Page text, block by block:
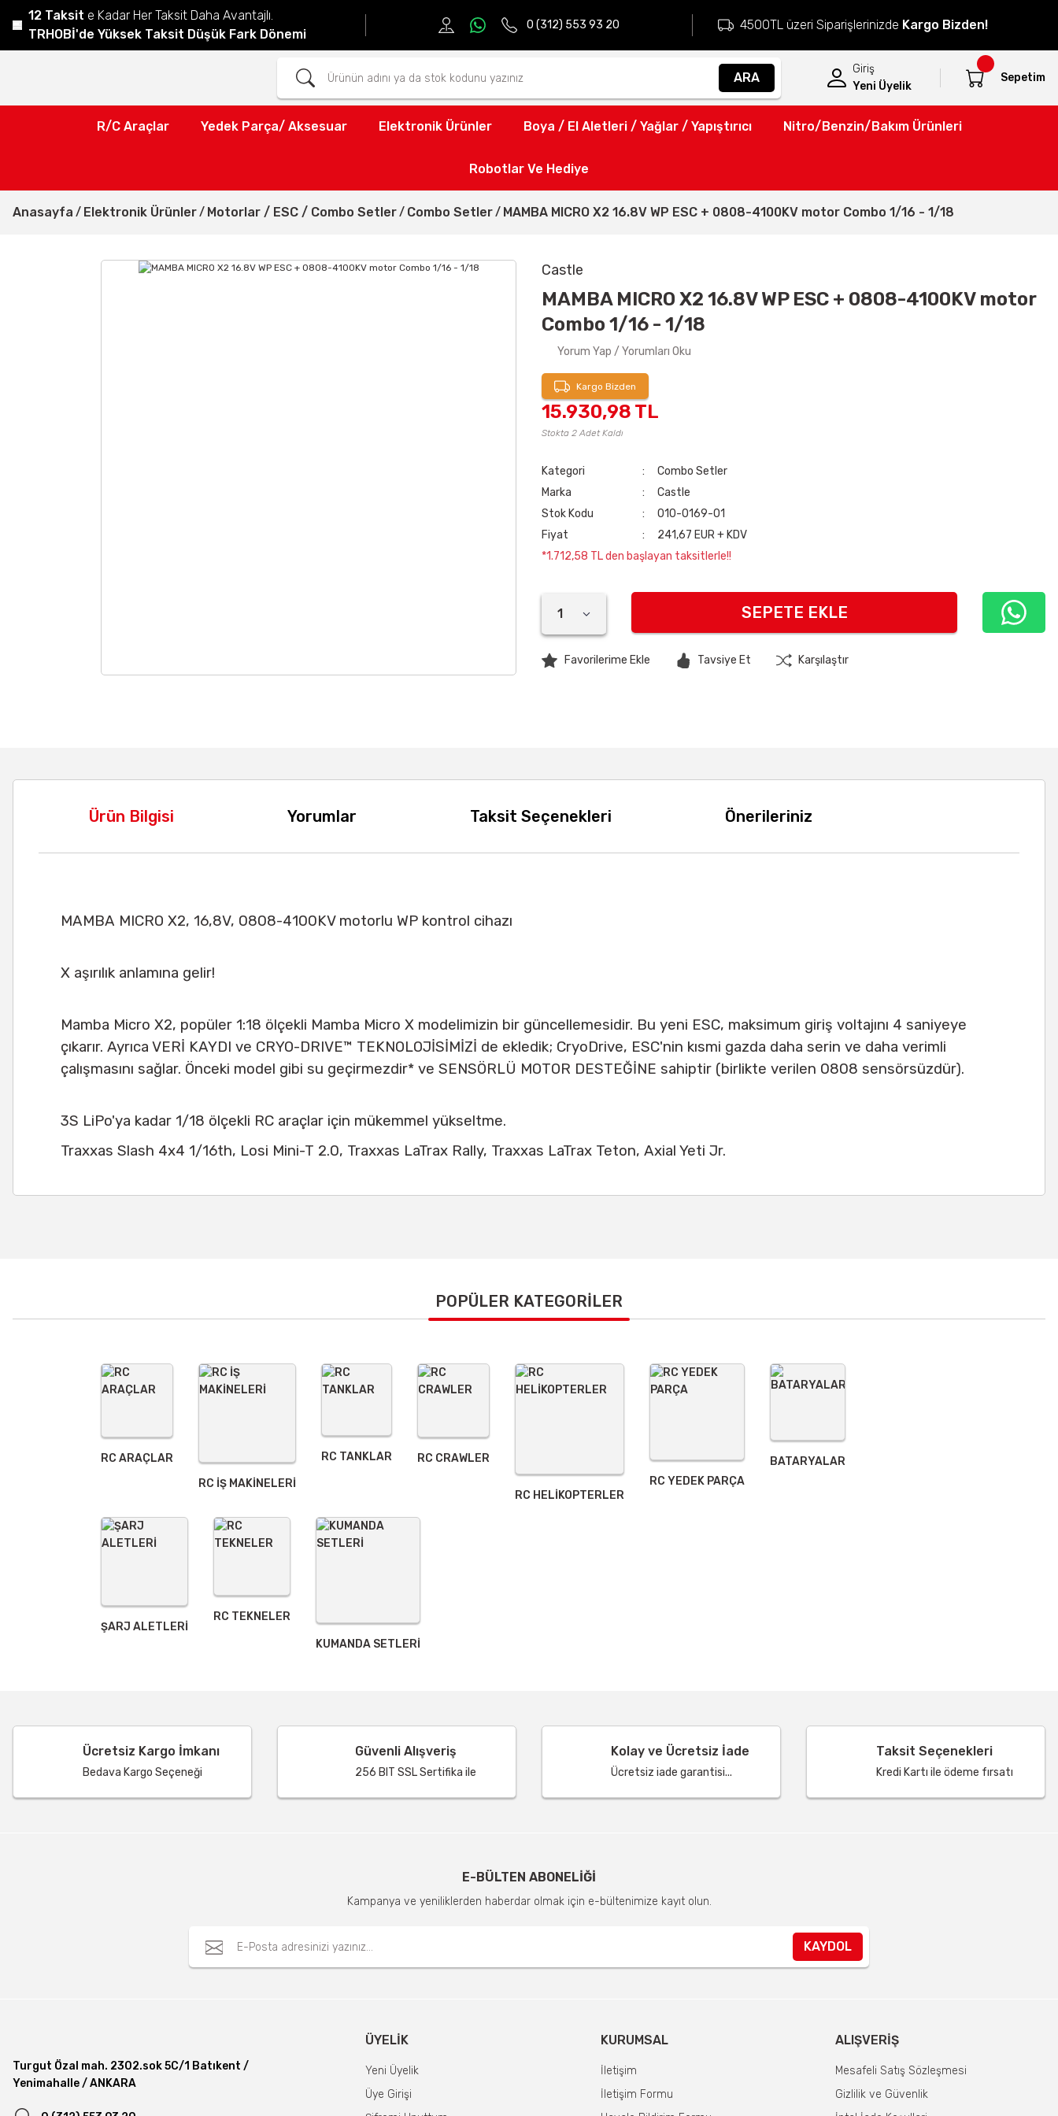
12 Taksit e Kadar Her Taksit Daha Avantajlı.
TRHOBİ'de Yüksek Taksit Düşük Fark Dönemi
0 (312) 553 93 20 4500TL üzeri Siparişlerinizde Kargo Bizden!
ARA
Giriş
Yeni Üyelik
Sepetim
R/C Araçlar Yedek Parça/ Aksesuar Elektronik Ürünler Boya / El Aletleri / Yağlar / Yapıştırıcı Nitro/Benzin/Bakım Ürünleri
Robotlar Ve Hediye
Anasayfa Elektronik Ürünler Motorlar / ESC / Combo Setler Combo Setler MAMBA MICRO X2 16.8V WP ESC + 0808-4100KV motor Combo 1/16 - 1/18
Castle
MAMBA MICRO X2 16.8V WP ESC + 0808-4100KV motor
Combo 1/16 - 1/18
Yorum Yap / Yorumları Oku
Kargo Bizden
15.930,98 TL
Stokta 2 Adet Kaldı
Kategori
Combo Setler
Marka
Castle
Stok Kodu
010-0169-01
Fiyat
241,67 EUR + KDV
*1.712,58 TL den başlayan taksitlerle!!
SEPETE EKLE
Tavsiye Et Karşılaştır
Ürün Bilgisi Yorumlar Taksit Seçenekleri Önerileriniz
MAMBA MICRO X2, 16,8V, 0808-4100KV motorlu WP kontrol cihazı
X aşırılık anlamına gelir!
Mamba Micro X2, popüler 1:18 ölçekli Mamba Micro X modelimizin bir güncellemesidir. Bu yeni ESC, maksimum giriş voltajını 4 saniyeye
çıkarır. Ayrıca VERİ KAYDI ve CRYO-DRIVE™ TEKNOLOJİSİMİZİ de ekledik; CryoDrive, ESC'nin kısmi gazda daha serin ve daha verimli
çalışmasını sağlar. Önceki model gibi su geçirmezdir* ve SENSÖRLÜ MOTOR DESTEĞİNE sahiptir (birlikte verilen 0808 sensörsüzdür).
3S LiPo'ya kadar 1/18 ölçekli RC araçlar için mükemmel yükseltme.
Traxxas Slash 4x4 1/16th, Losi Mini-T 2.0, Traxxas LaTrax Rally, Traxxas LaTrax Teton, Axial Yeti Jr.
Yorum Yaz
Bu ürüne benzer farklı alternatifler olmalı.
POPÜLER KATEGORİLER
RC ARAÇLAR
RC İŞ MAKİNELERİ
RC TANKLAR RC CRAWLER
RC HELİKOPTERLER
RC YEDEK PARÇA
BATARYALAR
ŞARJ ALETLERI
RC TEKNELER
KUMANDA SETLERİ
Ücretsiz Kargo İmkanı
Bedava Kargo Seçeneği
Güvenli Alışveriş
256 BIT SSL Sertifika ile
Kolay ve Ücretsiz İade
Ücretsiz iade garantisi...
Taksit Seçenekleri
Kredi Kartı ile ödeme fırsatı
E-BÜLTEN ABONELİĞİ
Kampanya ve yeniliklerden haberdar olmak için e-bültenimize kayıt olun.
KAYDOL
Turgut Özal mah. 2302.sok 5C/1 Batıkent /
Yenimahalle / ANKARA
ÜYELIK
Yeni Üyelik
Üye Girişi
KURUMSAL
İletişim
İletişim Formu
ALIŞVERIŞ
Mesafeli Satış Sözleşmesi
Gizlilik ve Güvenlik